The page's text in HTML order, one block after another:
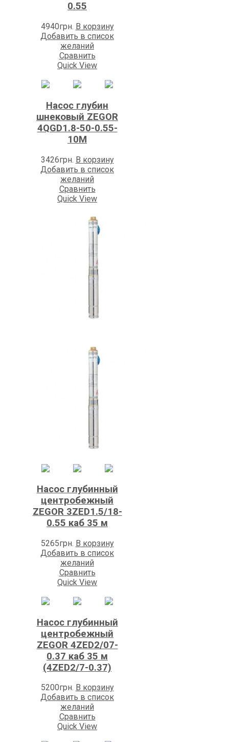
0.55
4940грн. В корзину
Добавить в список
желаний
Сравнить
Quick View
Насос глубин
шнековый ZEGOR
4QGD1.8-50-0.55-
10M
3426грн. В корзину
Добавить в список
желаний
Сравнить
Quick View
Насос глубинный
центробежный
ZEGOR 3ZED1.5/18-
0.55 каб 35 м
5265грн. В корзину
Добавить в список
желаний
Сравнить
Quick View
Насос глубинный
центробежный
ZEGOR 4ZED2/07-
0.37 каб 35 м
(4ZED2/7-0.37)
5200грн. В корзину
Добавить в список
желаний
Сравнить
Quick View